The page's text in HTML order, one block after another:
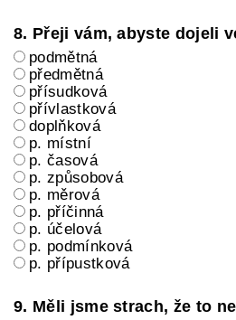
8. Přeji vám, abyste dojeli
podmětná
předmětná
přísudková
přívlastková
doplňková
p. místní
p. časová
p. způsobová
p. měrová
p. příčinná
p. účelová
p. podmínková
p. přípustková
9. Měli jsme strach, že to